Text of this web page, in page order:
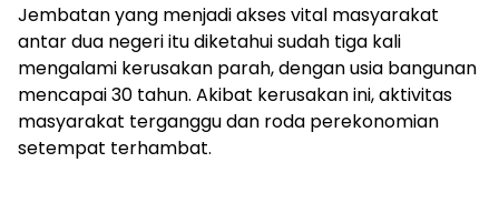
Jembatan yang menjadi akses vital masyarakat
antar dua negeri itu diketahui sudah tiga kali
mengalami kerusakan parah, dengan usia bangunan
mencapai 30 tahun. Akibat kerusakan ini, aktivitas
masyarakat terganggu dan roda perekonomian
setempat terhambat.